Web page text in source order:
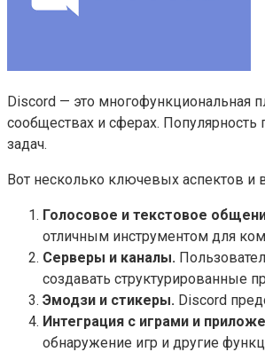
Discord — это многофункциональная
сообществах и сферах. Популярность
задач.
Вот несколько ключевых аспектов и
Голосовое и текстовое
отличным инструментом для
Серверы и каналы.
создавать структурированные
Эмодзи и стикеры. Discord
Интеграция с играми и
обнаружение игр и другие